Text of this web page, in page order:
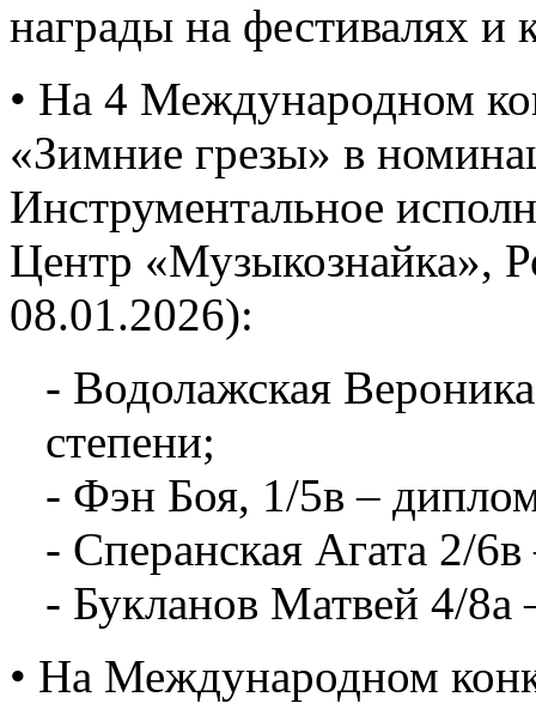
награды на фестивалях и
• На 4 Международном
«Зимние грезы» в
Инструментальное
Центр «Музыкознайка»,
08.01.2026):
- Водолажская
степени;
- Фэн Боя, 1/5в –
- Сперанская Агата 2/
- Букланов Матвей 4/8а
• На Международном